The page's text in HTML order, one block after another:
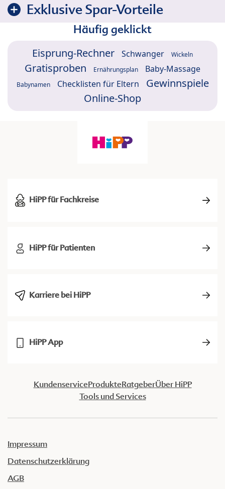
Exklusive Spar-Vorteile
Häufig geklickt
Eisprung-Rechner Schwanger Wickeln
Gratisproben Ernährungsplan Baby-Massage
Babynamen Checklisten für Eltern
Gewinnspiele
Online-Shop
HiPP für Fachkreise
HiPP für Patienten
Karriere bei HiPP
HiPP App
KundenserviceProdukteRatgeberÜber HiPP
Tools und Services
Impressum
Datenschutzerklärung
AGB